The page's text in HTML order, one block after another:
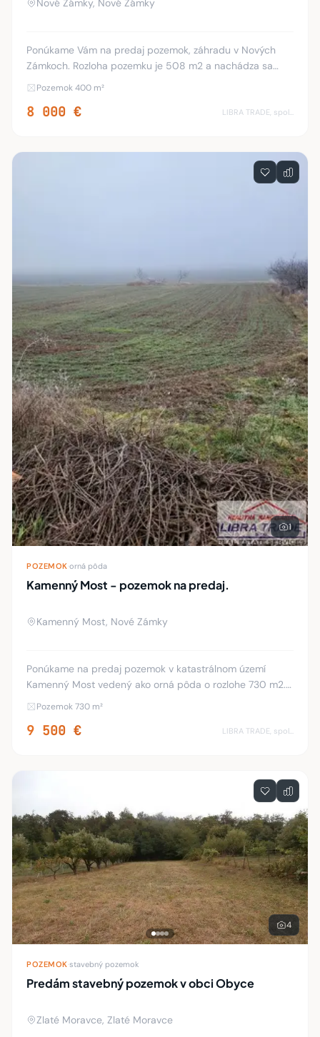
Nové Zámky, Nové Zámky
Ponúkame Vám na predaj pozemok, záhradu v Nových
Zámkoch. Rozloha pozemku je 508 m2 a nachádza sa
smerom na Nesvady, neďaleko rieky Nitra. Kataster Nové
Pozemok 400 m²
8 000 € LIBRA TRADE, spol.s.r.o.
1
POZEMOK orná pôda
Kamenný Most - pozemok na predaj.
Kamenný Most, Nové Zámky
Ponúkame na predaj pozemok v katastrálnom území
Kamenný Most vedený ako orná pôda o rozlohe 730 m2.
Bližšie informácie a obhliadky: 0905/659 793
Pozemok 730 m²
9 500 € LIBRA TRADE, spol.s.r.o.
4
POZEMOK stavebný pozemok
Predám stavebný pozemok v obci Obyce
Zlaté Moravce, Zlaté Moravce